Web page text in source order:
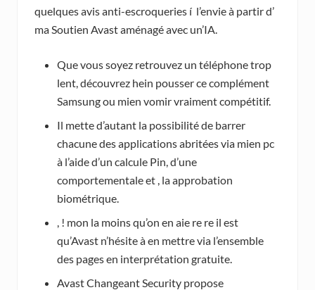
quelques avis anti-escroqueries í l’envie à partir d’
ma Soutien Avast aménagé avec un’IA.
Que vous soyez retrouvez un téléphone trop
lent, découvrez hein pousser ce complément
Samsung ou mien vomir vraiment compétitif.
Il mette d’autant la possibilité de barrer
chacune des applications abritées via mien pc
à l’aide d’un calcule Pin, d’une
comportementale et , la approbation
biométrique.
, ! mon la moins qu’on en aie re re il est
qu’Avast n’hésite à en mettre via l’ensemble
des pages en interprétation gratuite.
Avast Changeant Security propose